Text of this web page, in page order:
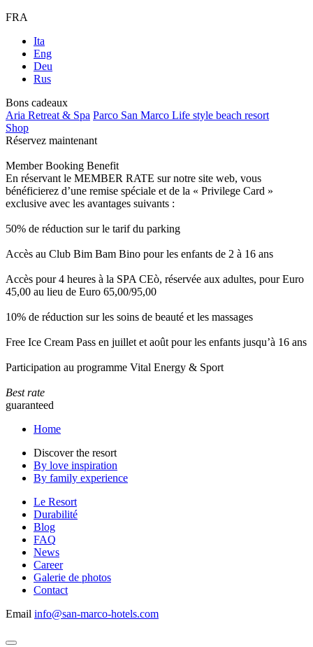
FRA
Ita
Eng
Deu
Rus
Bons cadeaux
Aria Retreat & Spa Parco San Marco Life style beach resort
Shop
Réservez maintenant
Member Booking Benefit
En réservant le MEMBER RATE sur notre site web, vous
bénéficierez d’une remise spéciale et de la « Privilege Card »
exclusive avec les avantages suivants :
50% de réduction sur le tarif du parking
Accès au Club Bim Bam Bino pour les enfants de 2 à 16 ans
Accès pour 4 heures à la SPA CEò, réservée aux adultes, pour Euro
45,00 au lieu de Euro 65,00/95,00
10% de réduction sur les soins de beauté et les massages
Free Ice Cream Pass en juillet et août pour les enfants jusqu’à 16 ans
Participation au programme Vital Energy & Sport
Best rate
guaranteed
Home
Discover the resort
By love inspiration
By family experience
Le Resort
Durabilité
Blog
FAQ
News
Career
Galerie de photos
Contact
Email info@san-marco-hotels.com